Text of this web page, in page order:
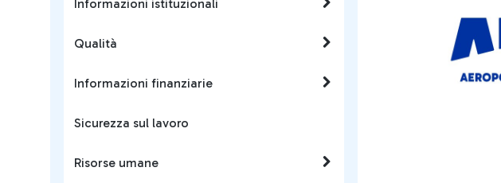
Informazioni istituzionali
Qualità
Informazioni finanziarie
Sicurezza sul lavoro
Risorse umane